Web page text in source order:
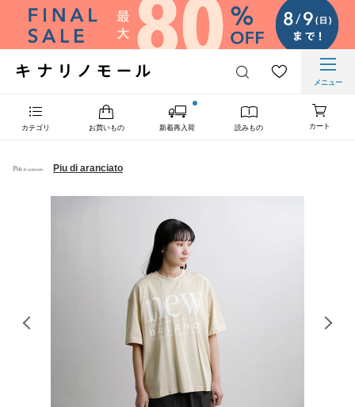
メニュー
カテゴリ お買いもの 新着再入荷 読みもの カート
Piu di aranciato